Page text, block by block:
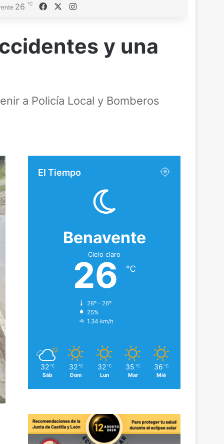
26 ℃ FacebookInstagram
y una
a Policía Local y Bomberos
El Tiempo
Benavente
Cielo claro
26 ℃
26º - 26º
25%
1.34 km/h
32 ℃
Sáb
32 ℃
Dom
32 ℃
Lun
35 ℃
Mar
36 ℃
Mié